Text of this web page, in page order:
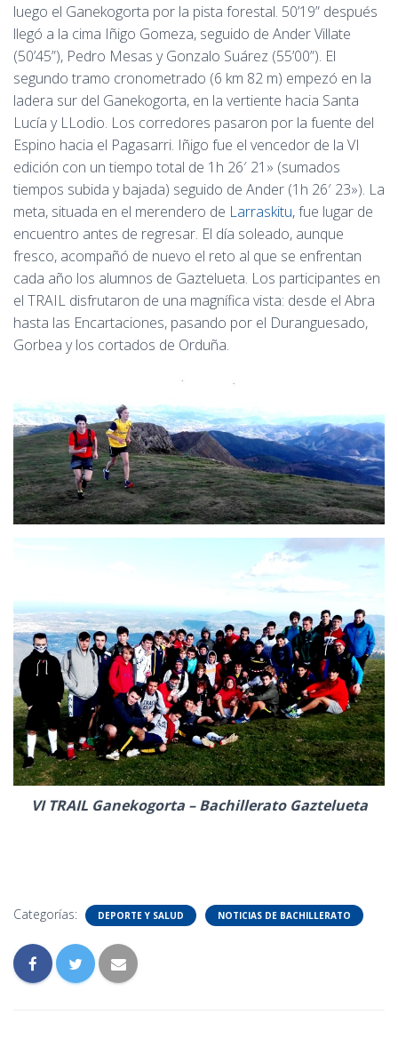
luego el Ganekogorta por la pista forestal. 50’19” después
llegó a la cima Iñigo Gomeza, seguido de Ander Villate
(50’45”), Pedro Mesas y Gonzalo Suárez (55’00”). El
segundo tramo cronometrado (6 km 82 m) empezó en la
ladera sur del Ganekogorta, en la vertiente hacia Santa
Lucía y LLodio. Los corredores pasaron por la fuente del
Espino hacia el Pagasarri. Iñigo fue el vencedor de la VI
edición con un tiempo total de 1h 26′ 21» (sumados
tiempos subida y bajada) seguido de Ander (1h 26′ 23»). La
meta, situada en el merendero de Larraskitu,fue lugar de
encuentro antes de regresar. El día soleado, aunque
fresco, acompañó de nuevo el reto al que se enfrentan
cada año los alumnos de Gaztelueta. Los participantes en
el TRAIL disfrutaron de una magnífica vista: desde el Abra
hasta las Encartaciones, pasando por el Duranguesado,
Gorbea y los cortados de Orduña.
VI TRAIL Ganekogorta – Bachillerato Gaztelueta
Categorías: DEPORTE Y SALUD NOTICIAS DE BACHILLERATO